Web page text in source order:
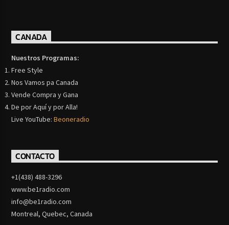
CANADA
Nuestros Programas:
Free Style
Nos Vamos pa Canada
Vende Compra y Gana
De por Aquí y por Alla!
Live YouTube:Beoneradio
CONTACTO
+1(438) 488-3296
www.be1radio.com
info@be1radio.com
Montreal, Quebec, Canada